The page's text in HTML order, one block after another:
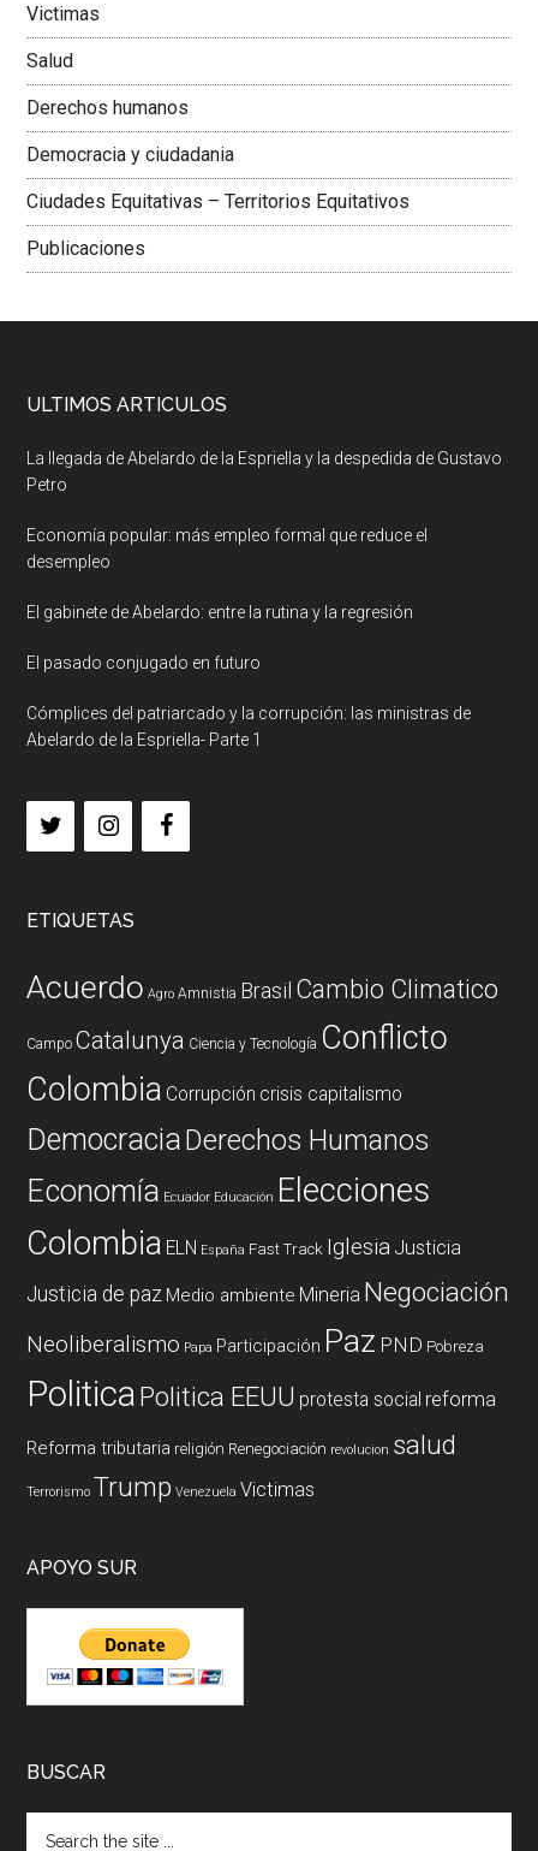
Victimas
Salud
Derechos humanos
Democracia y ciudadania
Ciudades Equitativas – Territorios Equitativos
Publicaciones
ULTIMOS ARTICULOS
La llegada de Abelardo de la Espriella y la despedida de Gustavo
Petro
Economía popular: más empleo formal que reduce el
desempleo
El gabinete de Abelardo: entre la rutina y la regresión
El pasado conjugado en futuro
Cómplices del patriarcado y la corrupción: las ministras de
Abelardo de la Espriella- Parte 1
ETIQUETAS
Acuerdo Agro Amnistia Brasil Cambio Climatico
Campo Catalunya Ciencia y Tecnología Conflicto
Colombia Corrupción crisis capitalismo
DemocraciaDerechos Humanos
Economía Ecuador Educación Elecciones
Colombia ELN España Fast Track Iglesia Justicia
Justicia de paz Medio ambiente Mineria Negociación
Neoliberalismo Papa Participación Paz PND Pobreza
PoliticaPolitica EEUU protesta social reforma
Reforma tributaria religión Renegociación revolucion salud
Terrorismo Trump Venezuela Victimas
APOYO SUR
BUSCAR